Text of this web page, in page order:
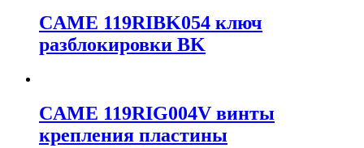
CAME 119RIBK054 ключ
разблокировки BK
CAME 119RIG004V винты
крепления пластины